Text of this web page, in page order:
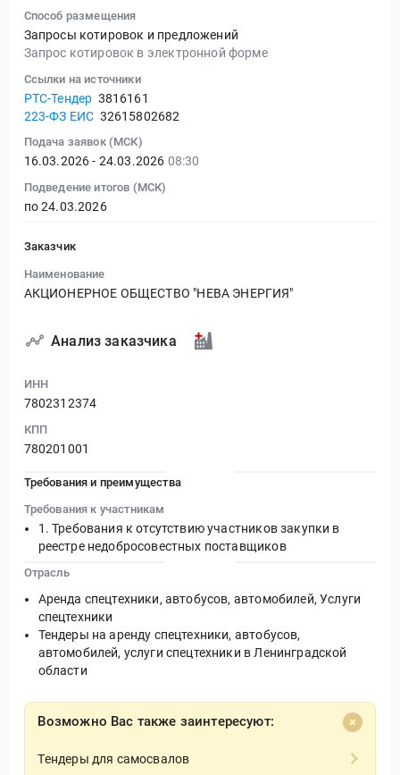
Способ размещения
Запросы котировок и предложений
Запрос котировок в электронной форме
Ссылки на источники
РТС-Тендер 3816161
223-ФЗ ЕИС 32615802682
Подача заявок (МСК)
16.03.2026 - 24.03.2026 08:30
Подведение итогов (МСК)
по 24.03.2026
Заказчик
Наименование
АКЦИОНЕРНОЕ ОБЩЕСТВО "НЕВА ЭНЕРГИЯ"
Анализ заказчика
ИНН
7802312374
КПП
780201001
Требования и преимущества
Требования к участникам
Требования к отсутствию участников закупки в
реестре недобросовестных поставщиков
Отрасль
Аренда спецтехники, автобусов, автомобилей, Услуги
спецтехники
Тендеры на аренду спецтехники, автобусов,
автомобилей, услуги спецтехники в Ленинградской
области
Возможно Вас также заинтересуют:
Тендеры для самосвалов